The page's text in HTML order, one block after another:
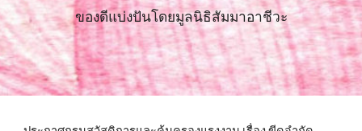
ของดีแบ่งปันโดยมูลนิธิสัมมาอาชีวะ